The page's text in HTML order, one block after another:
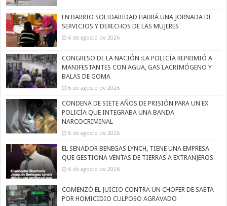
EN BARRIO SOLIDARIDAD HABRÁ UNA JORNADA DE
SERVICIOS Y DERECHOS DE LAS MUJERES
6 de agosto de 2026
CONGRESO DE LA NACIÓN :LA POLICÍA REPRIMIÓ A
MANIFESTANTES CON AGUA, GAS LACRIMÓGENO Y
BALAS DE GOMA
6 de agosto de 2026
CONDENA DE SIETE AÑOS DE PRISIÓN PARA UN EX
POLICÍA QUE INTEGRABA UNA BANDA
NARCOCRIMINAL
6 de agosto de 2026
EL SENADOR BENEGAS LYNCH, TIENE UNA EMPRESA
QUE GESTIONA VENTAS DE TIERRAS A EXTRANJEROS
6 de agosto de 2026
COMENZÓ EL JUICIO CONTRA UN CHOFER DE SAETA
POR HOMICIDIO CULPOSO AGRAVADO